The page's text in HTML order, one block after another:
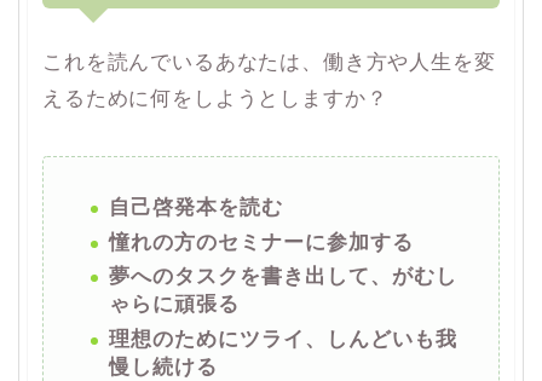
これを読んでいるあなたは、働き方や人生を変
えるために何をしようとしますか？
自己啓発本を読む
憧れの方のセミナーに参加する
夢へのタスクを書き出して、がむし
ゃらに頑張る
理想のためにツライ、しんどいも我
慢し続ける